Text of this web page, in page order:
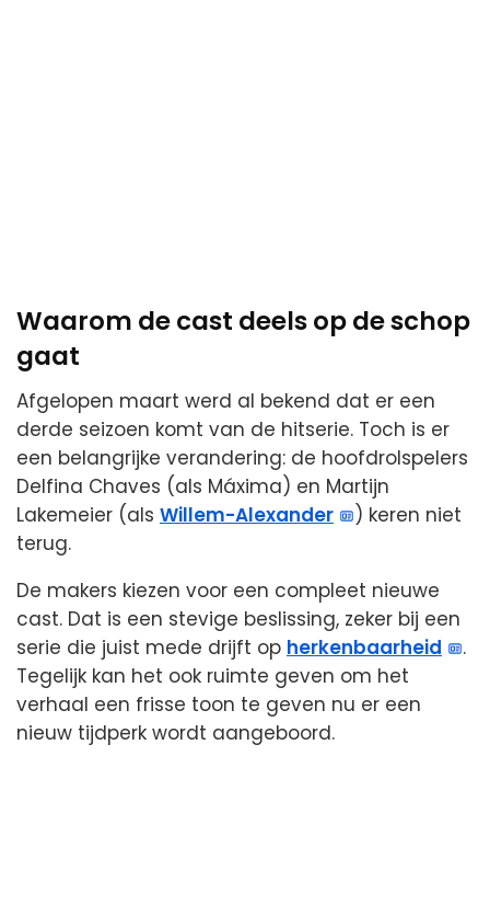
Waarom de cast deels op de schop
gaat
Afgelopen maart werd al bekend dat er een
derde seizoen komt van de hitserie. Toch is er
een belangrijke verandering: de hoofdrolspelers
Delfina Chaves (als Máxima) en Martijn
Lakemeier (als Willem-Alexander
) keren niet
terug.
De makers kiezen voor een compleet nieuwe
cast. Dat is een stevige beslissing, zeker bij een
serie die juist mede drijft op herkenbaarheid
.
Tegelijk kan het ook ruimte geven om het
verhaal een frisse toon te geven nu er een
nieuw tijdperk wordt aangeboord.